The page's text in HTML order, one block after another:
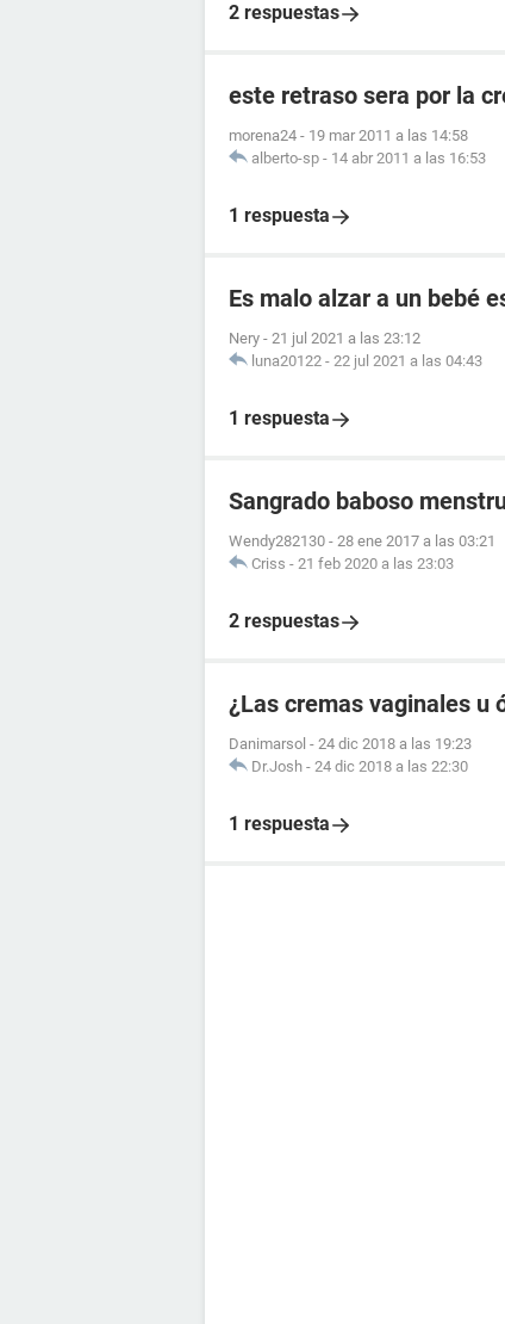
2 respuestas
este retraso sera por la
morena24 - 19 mar 2011 a las 14:58
alberto-sp - 14 abr 2011 a las 16:53
1 respuesta
Es malo alzar a un bebé
Nery - 21 jul 2021 a las 23:12
luna20122 - 22 jul 2021 a las 04:43
1 respuesta
Sangrado baboso
Wendy282130 - 28 ene 2017 a las 03:21
Criss - 21 feb 2020 a las 23:03
2 respuestas
¿Las cremas vaginales u
Danimarsol - 24 dic 2018 a las 19:23
Dr.Josh - 24 dic 2018 a las 22:30
1 respuesta